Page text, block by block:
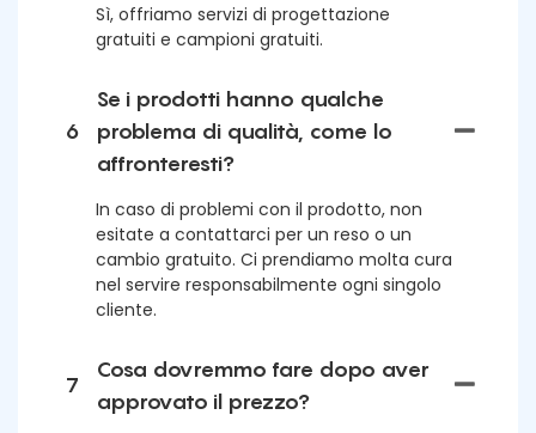
Sì, offriamo servizi di progettazione
gratuiti e campioni gratuiti.
6
Se i prodotti hanno qualche
problema di qualità, come lo
affronteresti?
In caso di problemi con il prodotto, non
esitate a contattarci per un reso o un
cambio gratuito. Ci prendiamo molta cura
nel servire responsabilmente ogni singolo
cliente.
7
Cosa dovremmo fare dopo aver
approvato il prezzo?